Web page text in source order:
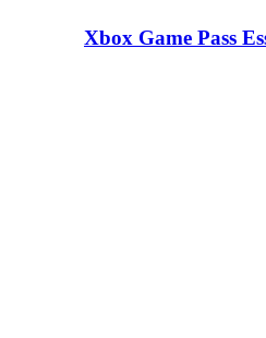
Xbox Game Pass